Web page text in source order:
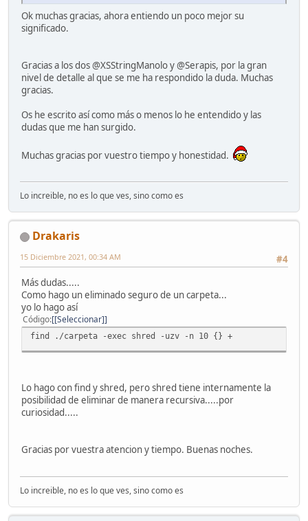
Ok muchas gracias, ahora entiendo un poco mejor su
significado.
Gracias a los dos @XSStringManolo y @Serapis, por la gran
nivel de detalle al que se me ha respondido la duda. Muchas
gracias.
Os he escrito así como más o menos lo he entendido y las
dudas que me han surgido.
Muchas gracias por vuestro tiempo y honestidad.
Lo increible, no es lo que ves, sino como es
Drakaris
#4
15 Diciembre 2021, 00:34 AM
Más dudas.....
Como hago un eliminado seguro de un carpeta...
yo lo hago así
Código [Seleccionar]
find ./carpeta -exec shred -uzv -n 10 {} +
Lo hago con find y shred, pero shred tiene internamente la
posibilidad de eliminar de manera recursiva.....por
curiosidad.....
Gracias por vuestra atencion y tiempo. Buenas noches.
Lo increible, no es lo que ves, sino como es